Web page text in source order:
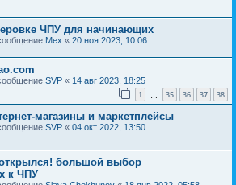
ЧПУ для начинающих
Mex « 20 ноя 2023, 10:06
SVP « 14 авг 2023, 18:25
1 35 36 37 38
магазины и маркетплейсы
SVP « 04 окт 2022, 13:50
большой выбор
к ЧПУ